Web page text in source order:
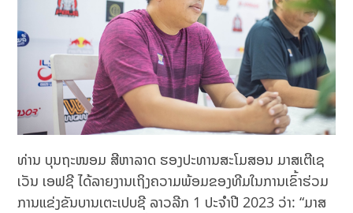
ທ່ານ ບຸນຖະໜອມ ສີຫາລາດ ຮອງປະທານສະໂມສອນ ມາສເຕີເຊ
ເວັນ ເອຟຊີ ໄດ້ລາຍງານເຖິງຄວາມພ້ອມຂອງທີມໃນການເຂົ້າຮ່ວມ
ການແຂ່ງຂັນບານເຕະເປບຊີ ລາວລີກ 1 ປະຈຳປີ 2023 ວ່າ: “ມາສ